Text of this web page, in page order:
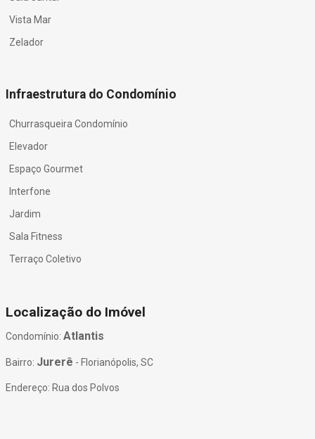
Vista Mar
Zelador
Infraestrutura do Condomínio
Churrasqueira Condomínio
Elevador
Espaço Gourmet
Interfone
Jardim
Sala Fitness
Terraço Coletivo
Localização do Imóvel
Condomínio: Atlantis
Bairro: Jurerê - Florianópolis, SC
Endereço: Rua dos Polvos